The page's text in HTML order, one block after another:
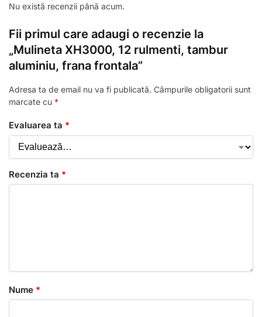
Nu există recenzii până acum.
Fii primul care adaugi o recenzie la
„Mulineta XH3000, 12 rulmenti, tambur
aluminiu, frana frontala”
Adresa ta de email nu va fi publicată. Câmpurile obligatorii sunt
marcate cu *
Evaluarea ta *
Recenzia ta *
Nume *